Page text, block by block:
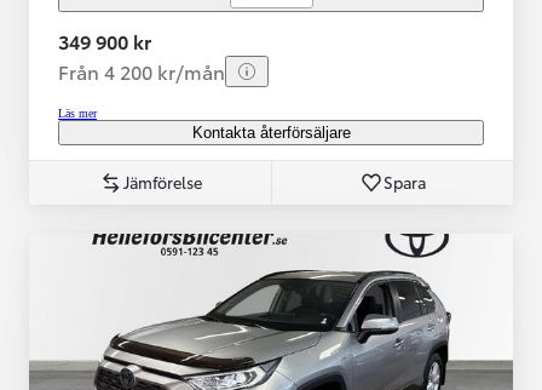
349 900 kr
Från 4 200 kr/mån
Läs mer
Kontakta återförsäljare
Jämförelse Spara